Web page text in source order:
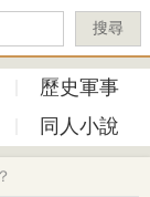
搜尋
歷史軍事
同人小說